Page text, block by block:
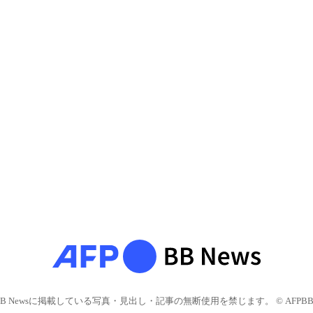
Newsに掲載している写真・見出し・記事の無断使用を禁じます。 © AFPBB